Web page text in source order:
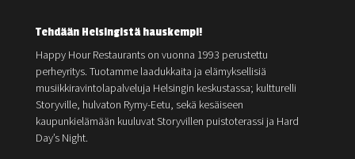
Tehdään Helsingistä hauskempi!
Happy Hour Restaurants on vuonna 1993 perustettu
perheyritys. Tuotamme laadukkaita ja elämyksellisiä
musiikkiravintolapalveluja Helsingin keskustassa; kultturelli
Storyville, hulvaton Rymy-Eetu, sekä kesäiseen
kaupunkielämään kuuluvat Storyvillen puistoterassi ja Hard
Day’s Night.